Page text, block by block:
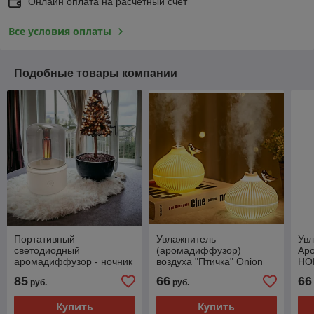
Все условия оплаты
Подобные товары компании
Портативный
светодиодный
аромадиффузор - ночник
(увлажнитель воздуха
ароматический) USB
85 руб.
Купить
Увлажнитель
(аромадиффузор)
воздуха "Птичка" Onion
ночника 300 ml
66руб.
Купить
66